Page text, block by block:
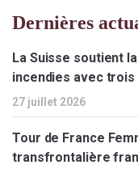
Dernières
La Suisse soutient
incendies avec
27 juillet 2026
Tour de France
transfrontalière